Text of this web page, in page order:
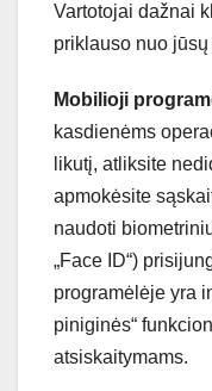
Vartotojai dažnai
priklauso nuo
Mobilioji
kasdienėms
likutį, atliksite
apmokėsite
naudoti
„Face ID“)
programėlėje yra
piniginės“
atsiskaitymams.